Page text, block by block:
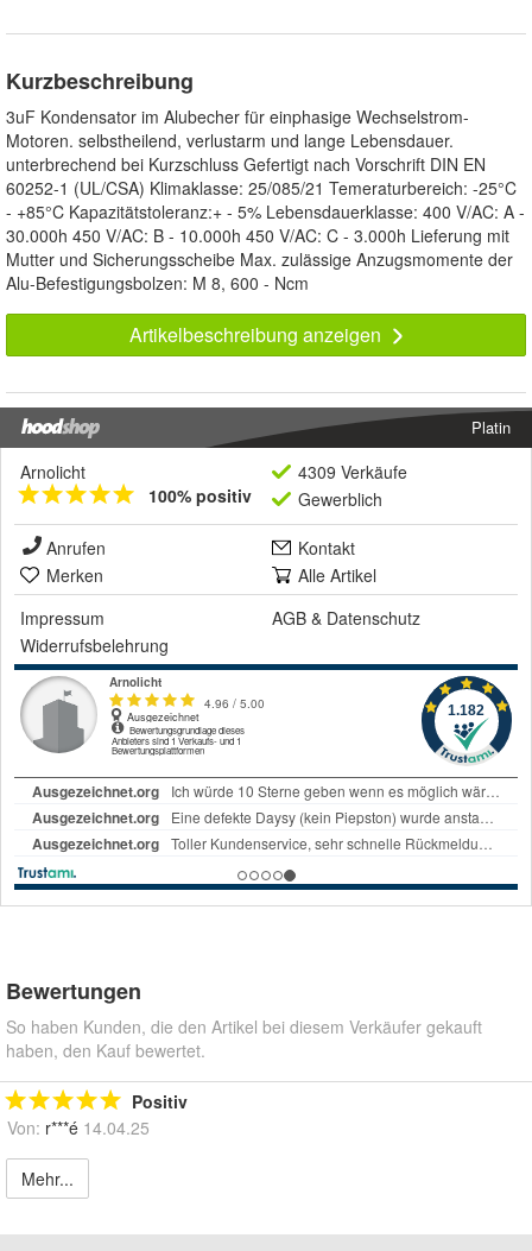
Kurzbeschreibung
3uF Kondensator im Alubecher für einphasige Wechselstrom-
Motoren. selbstheilend, verlustarm und lange Lebensdauer.
unterbrechend bei Kurzschluss Gefertigt nach Vorschrift DIN EN
60252-1 (UL/CSA) Klimaklasse: 25/085/21 Temeraturbereich: -25°C
- +85°C Kapazitätstoleranz:+ - 5% Lebensdauerklasse: 400 V/AC: A -
30.000h 450 V/AC: B - 10.000h 450 V/AC: C - 3.000h Lieferung mit
Mutter und Sicherungsscheibe Max. zulässige Anzugsmomente der
Alu-Befestigungsbolzen: M 8, 600 - Ncm
Artikelbeschreibung anzeigen
Platin
Arnolicht
100% positiv
4309 Verkäufe
Gewerblich
Anrufen
Kontakt
Merken
Alle Artikel
Impressum
AGB & Datenschutz
Widerrufsbelehrung
Bewertungen
So haben Kunden, die den Artikel bei diesem Verkäufer gekauft
haben, den Kauf bewertet.
Positiv
Von: r***é 14.04.25
Mehr...